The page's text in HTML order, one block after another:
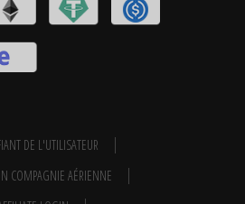
DE L'UTILISATEUR
COMPAGNIE AÉRIENNE